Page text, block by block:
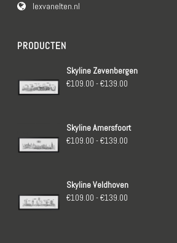
lexvanelten.nl
PRODUCTEN
Skyline Zevenbergen
€109.00 -€139.00
Skyline Amersfoort
€109.00 -€139.00
Skyline Veldhoven
€109.00 -€139.00